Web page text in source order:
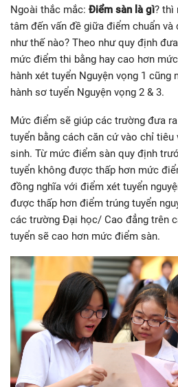
Ngoài thắc mắc: Điểm sàn là gì? thì
tâm đến vấn đề giữa điểm chuẩn và
như thế nào? Theo như quy định
mức điểm thi bằng hay cao hơn
hành xét tuyển Nguyện vọng 1 cũng
hành sơ tuyển Nguyện vọng 2 & 3.
Mức điểm sẽ giúp các trường đưa
tuyển bằng cách căn cứ vào chỉ
sinh. Từ mức điểm sàn quy định
tuyển không được thấp hơn mức
đồng nghĩa với điểm xét tuyển
được thấp hơn điểm trúng tuyển
các trường Đại học/ Cao đẳng trên
tuyển sẽ cao hơn mức điểm sàn.